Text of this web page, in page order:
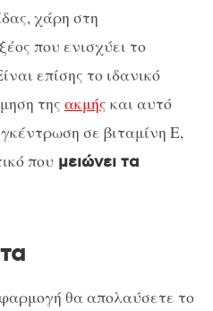
χάρη στη
που ενισχύει το
επίσης το ιδανικό
της ακμής και αυτό
σε βιταμίνη Ε,
που μειώνει τα
θα απολαύσετε το